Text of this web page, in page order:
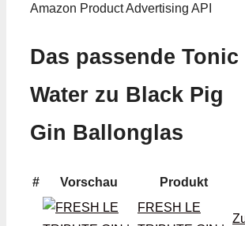
Amazon Product Advertising API
Das passende Tonic
Water zu Black Pig
Gin Ballonglas
# Vorschau Produkt
FRESH LE